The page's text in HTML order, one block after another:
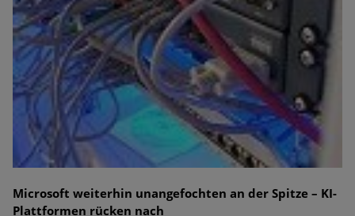
Microsoft weiterhin unangefochten an der Spitze – KI-
Plattformen rücken nach